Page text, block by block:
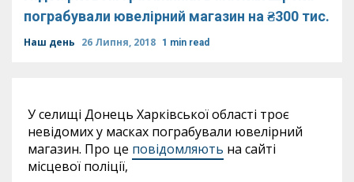
пограбували ювелірний магазин на ₴300 тис.
Наш день 26 Липня, 2018 1 min read
У селищі Донець Харківської області троє
невідомих у масках пограбували ювелірний
магазин. Про це повідомляють на сайті
місцевої поліції,